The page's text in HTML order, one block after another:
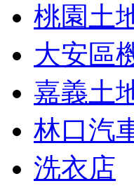
桃園土
大安區
嘉義土
林口汽
洗衣店